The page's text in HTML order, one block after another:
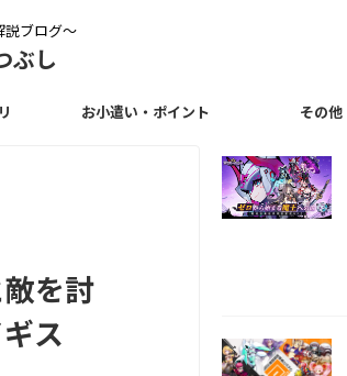
説ブログ〜
ぶし
お小遣い・ポイント その他
を討
ス